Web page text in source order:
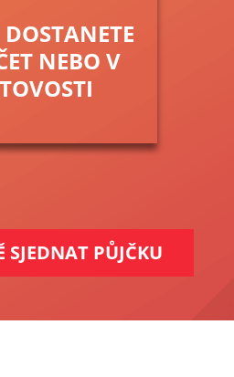
NEBO V
SJEDNAT PŮJČKU